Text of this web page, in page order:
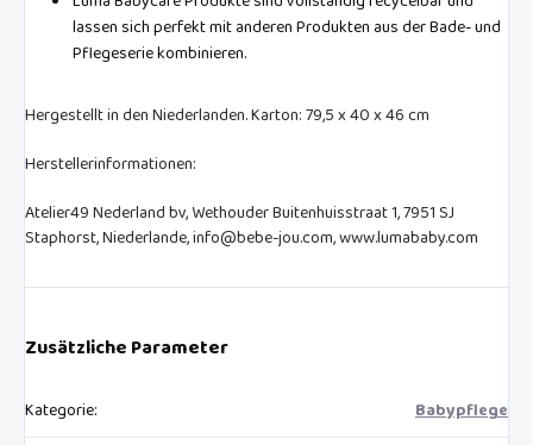
lassen sich perfekt mit anderen Produkten aus der Bade- und
Pflegeserie kombinieren.
Hergestellt in den Niederlanden. Karton: 79,5 x 40 x 46 cm
Herstellerinformationen:
Atelier49 Nederland bv, Wethouder Buitenhuisstraat 1, 7951 SJ
Staphorst, Niederlande, info@bebe-jou.com, www.lumababy.com
Zusätzliche Parameter
Kategorie:
Babypflege